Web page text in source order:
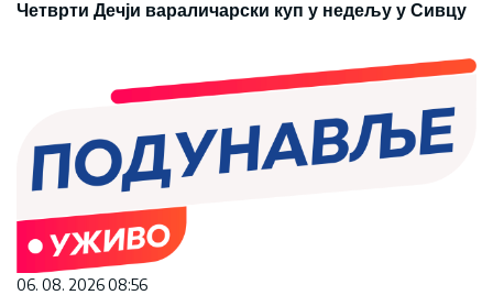
Четврти Дечји вараличарски куп у недељу у Сивцу
06. 08. 2026 08:56